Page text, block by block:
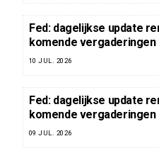
Fed: dagelijkse update
komende vergaderingen
10 JUL. 2026
Fed: dagelijkse update
komende vergaderingen
09 JUL. 2026